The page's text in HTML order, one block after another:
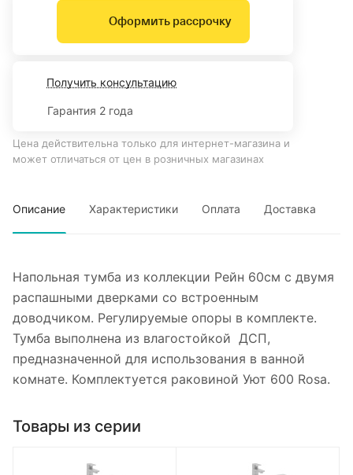
Оформить рассрочку
Получить консультацию
Гарантия 2 года
Цена действительна только для интернет-магазина и
может отличаться от цен в розничных магазинах
Описание Характеристики Оплата Доставка
Напольная тумба из коллекции Рейн 60см с двумя
распашными дверками со встроенным
доводчиком. Регулируемые опоры в комплекте.
Тумба выполнена из влагостойкой ДСП,
предназначенной для использования в ванной
комнате. Комплектуется раковиной Уют 600 Rosa.
Товары из серии